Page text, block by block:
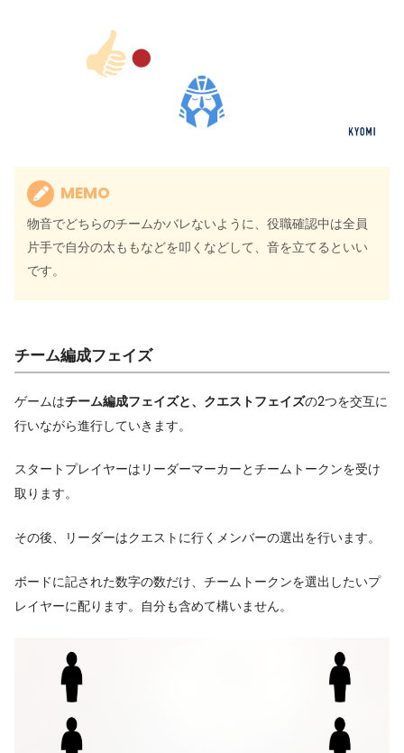
MEMO
物音でどちらのチームかバレないように、役職確認中は全員
片手で自分の太ももなどを叩くなどして、音を立てるといい
です。
チーム編成フェイズ
ゲームはチーム編成フェイズと、クエストフェイズの2つを交互に
行いながら進行していきます。
スタートプレイヤーはリーダーマーカーとチームトークンを受け
取ります。
その後、リーダーはクエストに行くメンバーの選出を行います。
ボードに記された数字の数だけ、チームトークンを選出したいプ
レイヤーに配ります。自分も含めて構いません。